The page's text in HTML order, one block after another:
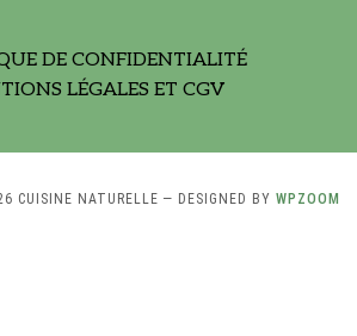
DE CONFIDENTIALITÉ
LÉGALES ET CGV
CUISINE NATURELLE — DESIGNED BY WPZOOM